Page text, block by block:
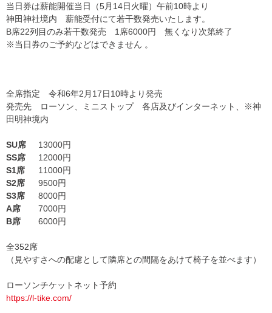
当日券は薪能開催当日（5月14日火曜）午前10時より
神田神社境内 薪能受付にて若干数発売いたします。
B席22列目のみ若干数発売 1席6000円 無くなり次第終了
※当日券のご予約などはできません 。
全席指定 令和6年2月17日10時より発売
発売先 ローソン、ミニストップ 各店及びインターネット、※神
田明神境内
SU席
13000円
SS席
12000円
S1席
11000円
S2席
9500円
S3席
8000円
A席
7000円
B席
6000円
全352席
（見やすさへの配慮として隣席との間隔をあけて椅子を並べます）
ローソンチケットネット予約
https://l-tike.com/